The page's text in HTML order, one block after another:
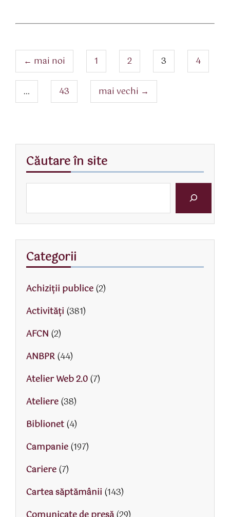
Navigare
articole
← mai noi pagina
1 pagina
2 pagina
3 pagina
4
… pagina
43 mai vechi →
Căutare în site
Categorii
Achiziții publice(2)
Activităţi (381)
AFCN (2)
ANBPR(44)
Atelier Web 2.0(7)
Ateliere(38)
Biblionet(4)
Campanie(197)
Cariere(7)
Cartea săptămânii (143)